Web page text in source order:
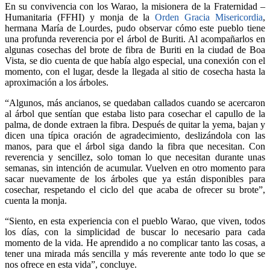
En su convivencia con los Warao, la misionera de la Fraternidad –
Humanitaria (FFHI) y monja de la Orden Gracia Misericordia,
hermana María de Lourdes, pudo observar cómo este pueblo tiene
una profunda reverencia por el árbol de Buriti. Al acompañarlos en
algunas cosechas del brote de fibra de Buriti en la ciudad de Boa
Vista, se dio cuenta de que había algo especial, una conexión con el
momento, con el lugar, desde la llegada al sitio de cosecha hasta la
aproximación a los árboles.
“Algunos, más ancianos, se quedaban callados cuando se acercaron
al árbol que sentían que estaba listo para cosechar el capullo de la
palma, de donde extraen la fibra. Después de quitar la yema, bajan y
dicen una típica oración de agradecimiento, deslizándola con las
manos, para que el árbol siga dando la fibra que necesitan. Con
reverencia y sencillez, solo toman lo que necesitan durante unas
semanas, sin intención de acumular. Vuelven en otro momento para
sacar nuevamente de los árboles que ya están disponibles para
cosechar, respetando el ciclo del que acaba de ofrecer su brote”,
cuenta la monja.
“Siento, en esta experiencia con el pueblo Warao, que viven, todos
los días, con la simplicidad de buscar lo necesario para cada
momento de la vida. He aprendido a no complicar tanto las cosas, a
tener una mirada más sencilla y más reverente ante todo lo que se
nos ofrece en esta vida”, concluye.